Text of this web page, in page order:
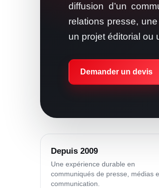
diffusion d’un
relations presse,
un projet éditorial ou
Demander un devis
Depuis 2009
Une expérience durable en
communiqués de presse, médias
communication.